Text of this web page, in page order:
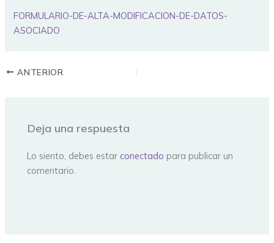
FORMULARIO-DE-ALTA-MODIFICACION-DE-DATOS-
ASOCIADO
ANTERIOR
Deja una respuesta
Lo siento, debes estar conectado para publicar un
comentario.